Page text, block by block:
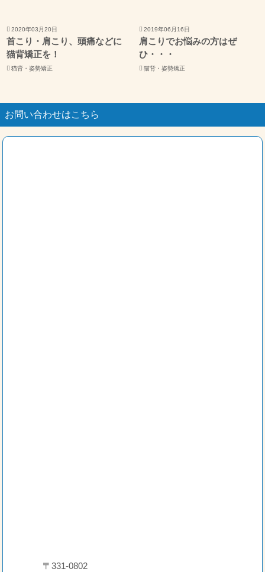
2020年03月20日
首こり・肩こり、頭痛などに
猫背矯正を！
猫背・姿勢矯正
2019年06月16日
肩こりでお悩みの方はぜ
ひ・・・
猫背・姿勢矯正
お問い合わせはこちら
〒331-0802